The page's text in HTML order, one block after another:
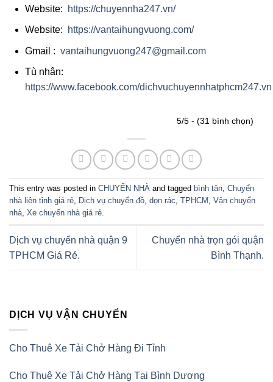
DỊCH VỤ VẬN CHUYỂN
Cho Thuê Xe Tải Chở Hàng Đi Tỉnh
Cho Thuê Xe Tải Chở Hàng Tại Bình Dương
Website: https://chuyennha247.vn/
Website: https://vantaihungvuong.com/
Gmail : vantaihungvuong247@gmail.com
Tù nhân:
https://www.facebook.com/dichvuchuyennhatphcm247.vn
5/5 - (31 bình chọn)
This entry was posted in CHUYỂN NHÀ and tagged bình tân Chuyển
nhà liên tỉnh giá rẻ
Dịch vụ chuyển đồ dọn rác TPHCM
Vận chuyển
nhà Xe chuyển nhà giá rẻ
Dịch vụ chuyển nhà quận 9
TPHCM Giá Rẻ.
Chuyển nhà trọn gói quận
Bình Thạnh.